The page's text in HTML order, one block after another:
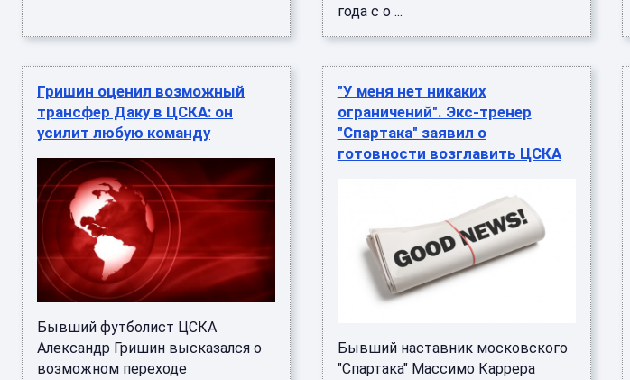
года с о ...
Гришин оценил возможный
трансфер Даку в ЦСКА: он
усилит любую команду
Бывший футболист ЦСКА
Александр Гришин высказался о
возможном переходе
"У меня нет никаких
ограничений". Экс-тренер
"Спартака" заявил о
готовности возглавить ЦСКА
Бывший наставник московского
"Спартака" Массимо Каррера